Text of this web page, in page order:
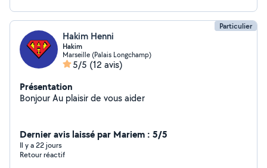
Particulier
Hakim Henni
Hakim
Marseille (Palais Longchamp)
5/5 (12 avis)
Présentation
Bonjour Au plaisir de vous aider
Dernier avis laissé par Mariem : 5/5
Il y a 22 jours
Retour réactif